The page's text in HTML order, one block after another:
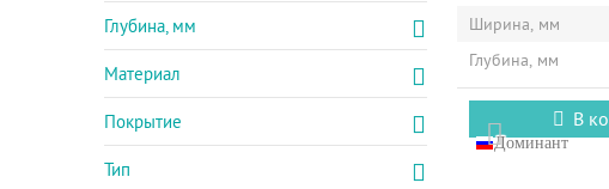
Глубина, мм
Материал
Покрытие
Тип
Ширина, мм
Глубина, мм
В
Доминант